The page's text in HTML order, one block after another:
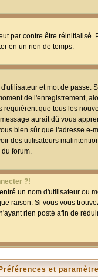
par contre être
en un rien de temps.
et mot de
de l'enregistrement,
que tous les
aurait dû vous
bien sûr que l'adresse
des utilisateurs
forum.
?!
un nom d'utilisateur ou
raison. Si vous vous
rien posté afin de
Préférences et